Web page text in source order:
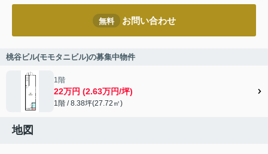
無料 お問い合わせ
桃谷ビル(モモタニビル)の募集中物件
1階
22万円 (2.63万円/坪)
1階 / 8.38坪(27.72㎡)
地図